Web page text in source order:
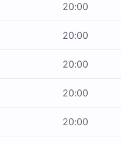
20:00
20:00
20:00
20:00
20:00